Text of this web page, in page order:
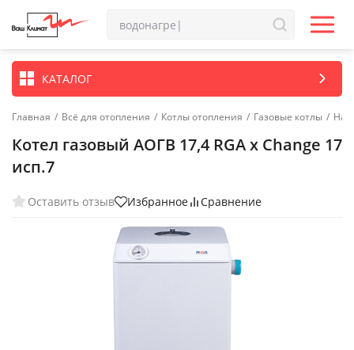
КАТАЛОГ
Главная / Всё для отопления / Котлы отопления / Газовые котлы /
Котел газовый АОГВ 17,4 RGA x Change 17
исп.7
Оставить отзыв Избранное Сравнение